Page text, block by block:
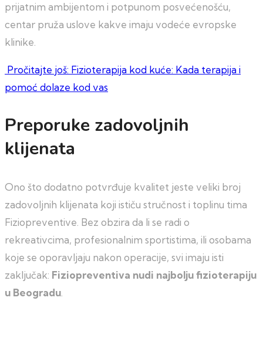
prijatnim ambijentom i potpunom posvećenošću,
centar pruža uslove kakve imaju vodeće evropske
klinike.
Pročitajte još: Fizioterapija kod kuće: Kada terapija i
pomoć dolaze kod vas
Preporuke zadovoljnih
klijenata
Ono što dodatno potvrđuje kvalitet jeste veliki broj
zadovoljnih klijenata koji ističu stručnost i toplinu tima
Fiziopreventive. Bez obzira da li se radi o
rekreativcima, profesionalnim sportistima, ili osobama
koje se oporavljaju nakon operacije, svi imaju isti
zaključak: Fiziopreventiva nudi najbolju fizioterapiju
u Beogradu.